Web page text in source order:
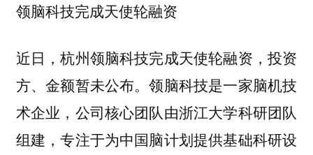
领脑科技完成天使轮融资
近日，杭州领脑科技完成天使轮融资，投资
方、金额暂未公布。领脑科技是一家脑机技
术企业，公司核心团队由浙江大学科研团队
组建，专注于为中国脑计划提供基础科研设